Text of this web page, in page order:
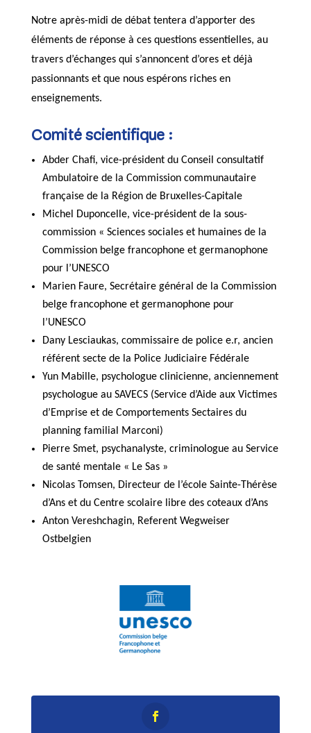
Notre après-midi de débat tentera d’apporter des
éléments de réponse à ces questions essentielles, au
travers d’échanges qui s’annoncent d’ores et déjà
passionnants et que nous espérons riches en
enseignements.
Comité scientifique :
Abder Chafi, vice-président du Conseil consultatif
Ambulatoire de la Commission communautaire
française de la Région de Bruxelles-Capitale
Michel Duponcelle, vice-président de la sous-
commission « Sciences sociales et humaines de la
Commission belge francophone et germanophone
pour l’UNESCO
Marien Faure, Secrétaire général de la Commission
belge francophone et germanophone pour
l’UNESCO
Dany Lesciaukas, commissaire de police e.r, ancien
référent secte de la Police Judiciaire Fédérale
Yun Mabille, psychologue clinicienne, anciennement
psychologue au SAVECS (Service d’Aide aux Victimes
d’Emprise et de Comportements Sectaires du
planning familial Marconi)
Pierre Smet, psychanalyste, criminologue au Service
de santé mentale « Le Sas »
Nicolas Tomsen, Directeur de l’école Sainte-Thérèse
d’Ans et du Centre scolaire libre des coteaux d’Ans
Anton Vereshchagin, Referent Wegweiser
Ostbelgien